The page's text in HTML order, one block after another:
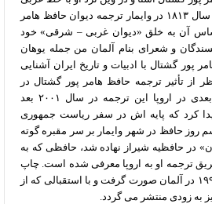
هم آشنایی پیدا کرده بود، در سال ۱۸۱۳ در وایمار ترجمه دیوان حافظ هامر
آن به خلق «دیوان غربی – شرقی» خود
و شعرای بنام آلمان من جمله یوهان
پور گشتال با ادبیات و تاریخ ایران آشنایی
از تأثیر ترجمه حافظ هامر پور گشتال در
«مطالعات حافظ شناختی» بعدی در اروپا این ترجمه در سال ۲۰۰۱ بعد
کرد که پایه اش در سفر ریاست جمهوری
روز حافظ در شهر وایمار بر سر مقبره گوته
در حافظیه شیراز نهاده شد، حافظی که به
ترجمه او به اروپا معرفی شده است. چاپ
عکسی این ترجمه در سال ۱۹۹۹ در آلمان صورت گرفت و با استقبالی که از
زودی منتشر می گردد.